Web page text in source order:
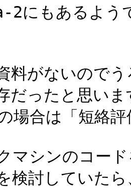
2にもあるよう
料がないので
だったと思いま
場合は「短絡
マシンのコー
検討していたら